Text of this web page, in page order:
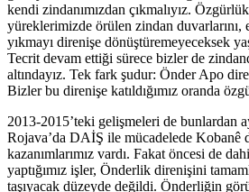
kendi zindanımızdan çıkmalıyız.
yüreklerimizde örülen zindan duvarlarını,
yıkmayı direnişe dönüştüremeyeceksek
Tecrit devam ettiği sürece bizler de
altındayız. Tek fark şudur: Önder Apo
Bizler bu direnişe katıldığımız oranda
2013-2015’teki gelişmeleri de bunlardan
Rojava’da DAİŞ ile mücadelede Kobanê
kazanımlarımız vardı. Fakat öncesi de
yaptığımız işler, Önderlik direnişini
taşıyacak düzeyde değildi. Önderliğin